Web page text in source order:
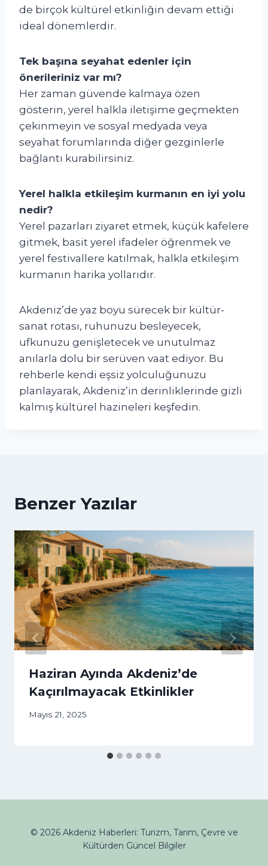
de birçok kültürel etkinliğin devam ettiği
ideal dönemlerdir.
Tek başına seyahat edenler için
önerileriniz var mı?
Her zaman güvende kalmaya özen
gösterin, yerel halkla iletişime geçmekten
çekinmeyin ve sosyal medyada veya
seyahat forumlarında diğer gezginlerle
bağlantı kurabilirsiniz.
Yerel halkla etkileşim kurmanın en iyi yolu
nedir?
Yerel pazarları ziyaret etmek, küçük kafelere
gitmek, basit yerel ifadeler öğrenmek ve
yerel festivallere katılmak, halkla etkileşim
kurmanın harika yollarıdır.
Akdeniz’de yaz boyu sürecek bir kültür-
sanat rotası, ruhunuzu besleyecek,
ufkunuzu genişletecek ve unutulmaz
anılarla dolu bir serüven vaat ediyor. Bu
rehberle kendi eşsiz yolculuğunuzu
planlayarak, Akdeniz’in derinliklerinde gizli
kalmış kültürel hazineleri keşfedin.
Benzer Yazılar
Haziran Ayında Akdeniz’de
Kaçırılmayacak Etkinlikler
Mayıs 21, 2025
© 2026 Akdeniz Haberleri: Turizm, Tarım, Çevre ve
Kültürden Güncel Bilgiler